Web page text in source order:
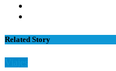
Related Story